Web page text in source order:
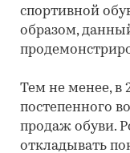
спортивной
образом,
Тем не менее, в
постепенного
продаж обуви.
откладывать